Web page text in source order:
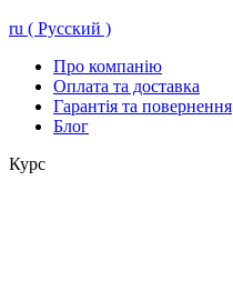
ru ( Русский )
Про компанію
Оплата та доставка
Гарантія та повернення
Блог
Курс